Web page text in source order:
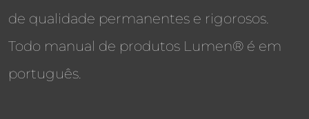
de qualidade permanentes e rigorosos.
Todo manual de produtos Lumen® é em
português.